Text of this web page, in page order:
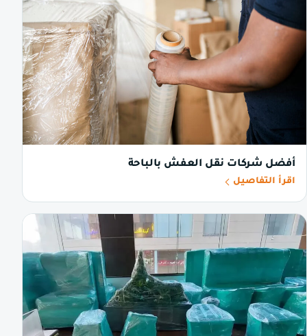
أفضل شركات نقل العفش بالباحة
اقرأ التفاصيل